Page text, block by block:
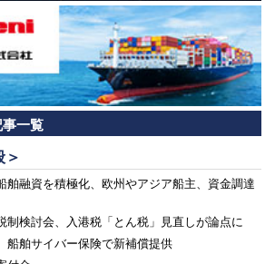
事一覧
＞
舶融資を積極化、欧州やアジア船主、資金調達
制検討会、入港税「とん税」見直しが論点に
船舶サイバー保険で新補償提供